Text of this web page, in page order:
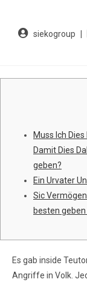
siekogroup
Muss Ich
Damit Dies
geben?
Ein Urvater
Sic
besten
Es gab inside
Angriffe in Volk.